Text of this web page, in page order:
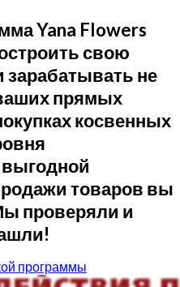
Yana Flowers
свою
не
прямых
косвенных
выгодной
товаров вы
проверяли и
программы